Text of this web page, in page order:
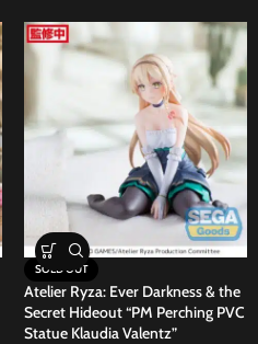
SOLD OUT
Atelier Ryza: Ever Darkness & the
Secret Hideout “PM Perching PVC
Statue Klaudia Valentz”